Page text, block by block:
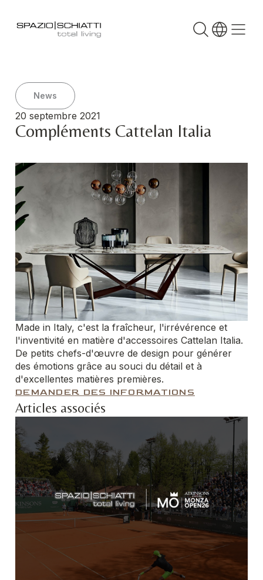
News
20 septembre 2021
Compléments Cattelan Italia
Made in Italy, c'est la fraîcheur, l'irrévérence et
l'inventivité en matière d'accessoires Cattelan Italia.
De petits chefs-d'œuvre de design pour générer
des émotions grâce au souci du détail et à
d'excellentes matières premières.
DEMANDER DES INFORMATIONS
Articles associés